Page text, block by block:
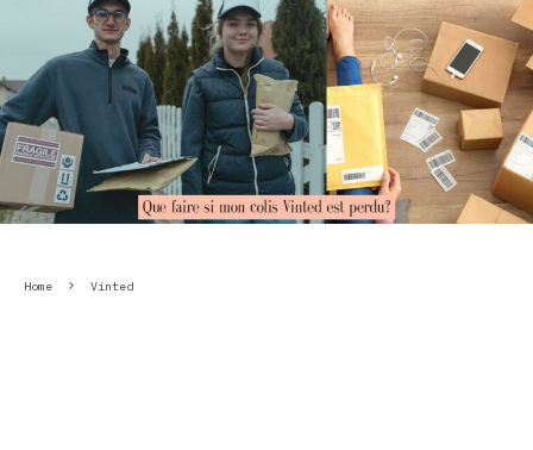
Home Vinted